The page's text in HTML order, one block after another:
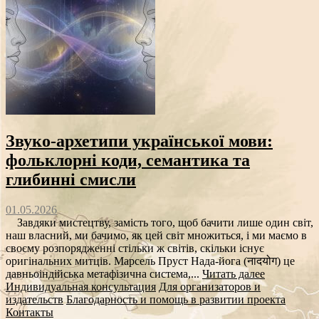
Звуко‑архетипи української мови:
фольклорні коди, семантика та
глибинні смисли
01.05.2026
Завдяки мистецтву, замість того, щоб бачити лише один світ,
наш власний, ми бачимо, як цей світ множиться, і ми маємо в
своєму розпорядженні стільки ж світів, скільки існує
оригінальних митців. Марсель Пруст Нада-йога (नादयोग) це
давньоіндійська метафізична система,... Читать далее
Индивидуальная консультация Для организаторов и
издательств Благодарность и помощь в развитии проекта
Контакты